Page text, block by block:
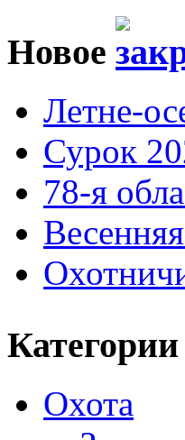
Новое
Летне-
Сурок
78-я
Категории
Охота